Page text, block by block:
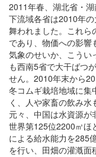
2011年春、湖北省・
下流域各省は2010年
舞われました。これら
であり、物価への影響
気象のせいか、こうい
も西南5省で大干ばつ
せん。2010年末から
冬コムギ栽培地域に集
く、人や家畜の飲み水
元々、中国は水資源が
世界第125位2200㎥ほ
による給水能力を285
を行い、田畑の灌漑